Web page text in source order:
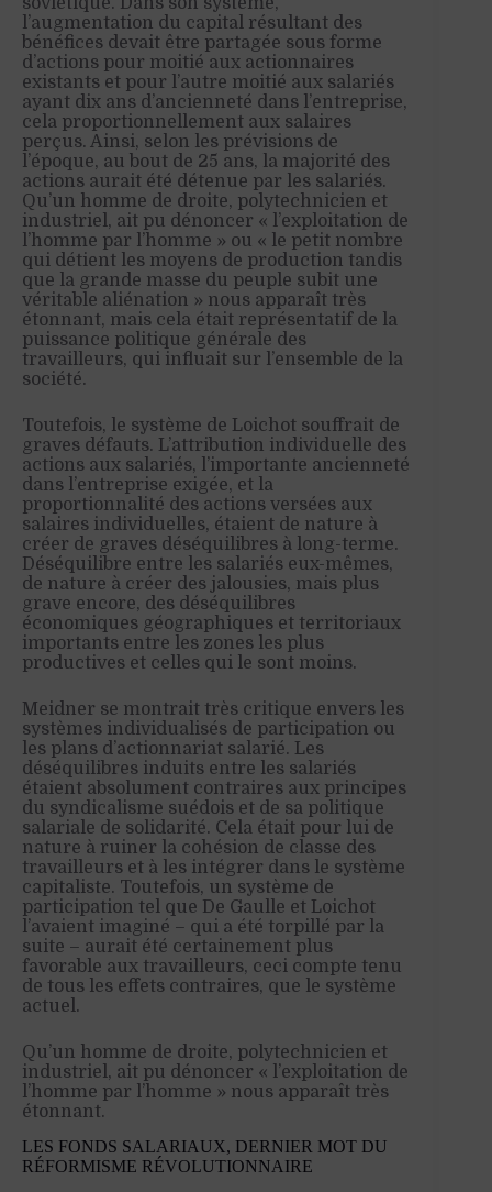
l’augmentation du capital résultant des
bénéfices devait être partagée sous forme
d’actions pour moitié aux actionnaires
existants et pour l’autre moitié aux salariés
ayant dix ans d’ancienneté dans l’entreprise,
cela proportionnellement aux salaires
perçus. Ainsi, selon les prévisions de
l’époque, au bout de 25 ans, la majorité des
actions aurait été détenue par les salariés.
Qu’un homme de droite, polytechnicien et
industriel, ait pu dénoncer « l’exploitation de
l’homme par l’homme » ou « le petit nombre
qui détient les moyens de production tandis
que la grande masse du peuple subit une
véritable aliénation » nous apparaît très
étonnant, mais cela était représentatif de la
puissance politique générale des
travailleurs, qui influait sur l’ensemble de la
société.
Toutefois, le système de Loichot souffrait de
graves défauts. L’attribution individuelle des
actions aux salariés, l’importante ancienneté
dans l’entreprise exigée, et la
proportionnalité des actions versées aux
salaires individuelles, étaient de nature à
créer de graves déséquilibres à long-terme.
Déséquilibre entre les salariés eux-mêmes,
de nature à créer des jalousies, mais plus
grave encore, des déséquilibres
économiques géographiques et territoriaux
importants entre les zones les plus
productives et celles qui le sont moins.
Meidner se montrait très critique envers les
systèmes individualisés de participation ou
les plans d’actionnariat salarié. Les
déséquilibres induits entre les salariés
étaient absolument contraires aux principes
du syndicalisme suédois et de sa politique
salariale de solidarité. Cela était pour lui de
nature à ruiner la cohésion de classe des
travailleurs et à les intégrer dans le système
capitaliste. Toutefois, un système de
participation tel que De Gaulle et Loichot
l’avaient imaginé – qui a été torpillé par la
suite – aurait été certainement plus
favorable aux travailleurs, ceci compte tenu
de tous les effets contraires, que le système
actuel.
Qu’un homme de droite, polytechnicien et
industriel, ait pu dénoncer « l’exploitation de
l’homme par l’homme » nous apparaît très
étonnant.
LES FONDS SALARIAUX, DERNIER MOT DU
RÉFORMISME RÉVOLUTIONNAIRE